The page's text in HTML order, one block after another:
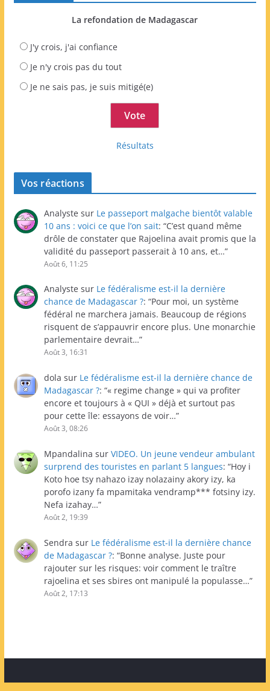
La refondation de Madagascar
J'y crois, j'ai confiance
Je n'y crois pas du tout
Je ne sais pas, je suis mitigé(e)
Résultats
Vos réactions
Analyste sur Le passeport malgache bientôt valable
10 ans : voici ce que l’on sait: “C’est quand même
drôle de constater que Rajoelina avait promis que la
validité du passeport passerait à 10 ans, et…”
Août 6, 11:25
Analyste sur Le fédéralisme est-il la dernière
chance de Madagascar ?: “Pour moi, un système
fédéral ne marchera jamais. Beaucoup de régions
risquent de s’appauvrir encore plus. Une monarchie
parlementaire devrait…”
Août 3, 16:31
dola sur Le fédéralisme est-il la dernière chance de
Madagascar ?: “« regime change » qui va profiter
encore et toujours à « QUI » déjà et surtout pas
pour cette île: essayons de voir…”
Août 3, 08:26
Mpandalina sur VIDEO. Un jeune vendeur ambulant
surprend des touristes en parlant 5 langues: “Hoy i
Koto hoe tsy nahazo izay nolazainy akory izy, ka
porofo izany fa mpamitaka vendramp*** fotsiny izy.
Nefa izahay…”
Août 2, 19:39
Sendra sur Le fédéralisme est-il la dernière chance
de Madagascar ?: “Bonne analyse. Juste pour
rajouter sur les risques: voir comment le traître
rajoelina et ses sbires ont manipulé la populasse…”
Août 2, 17:13